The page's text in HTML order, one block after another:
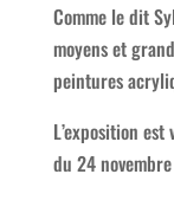
Comme le dit
moyens et
peintures
L’exposition
du 24